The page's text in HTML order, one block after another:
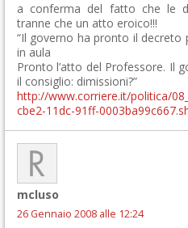
a conferma del fatto che le
tranne che un atto eroico!!!
“Il governo ha pronto il decreto
in aula
Pronto l’atto del Professore. Il
il consiglio: dimissioni?”
http://www.corriere.it/politica/
cbe2-11dc-91ff-
mcluso
26 Gennaio 2008 alle 12:24